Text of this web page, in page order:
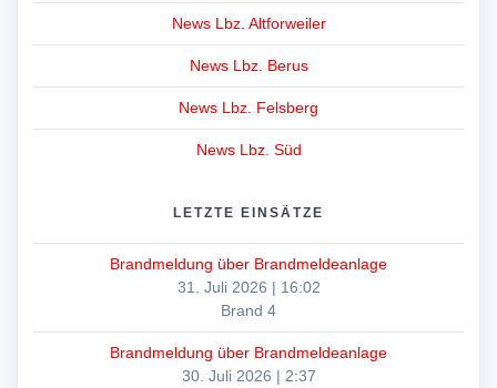
News Lbz. Altforweiler
News Lbz. Berus
News Lbz. Felsberg
News Lbz. Süd
LETZTE EINSÄTZE
Brandmeldung über Brandmeldeanlage
31. Juli 2026 | 16:02
Brand 4
Brandmeldung über Brandmeldeanlage
30. Juli 2026 | 2:37